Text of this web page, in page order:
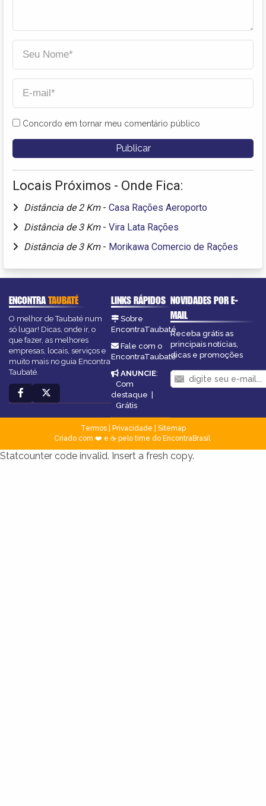
Concordo em tornar meu comentário público
Locais Próximos - Onde Fica:
Distância de 2 Km - Casa Rações Aeroporto
Distância de 3 Km - Vira Lata Rações
Distância de 3 Km - Morikawa Comercio de Rações
ENCONTRATAUBATÉ
O melhor de Taubaté num
só lugar! Dicas, onde ir, o
que fazer, as melhores
empresas, locais, serviços e
muito mais no guia Encontra
Taubaté.
LINKS RÁPIDOS
Sobre
EncontraTaubaté
Fale com o
EncontraTaubaté
ANUNCIE:
Com
destaque
Grátis
NOVIDADES POR E-
MAIL
Receba grátis as
principais notícias,
dicas e promoções
Termos| Privacidade
Sitemap
Criado com ❤️ e ☕ pelo time do EncontraBrasil
Statcounter code invalid. Insert a fresh copy.